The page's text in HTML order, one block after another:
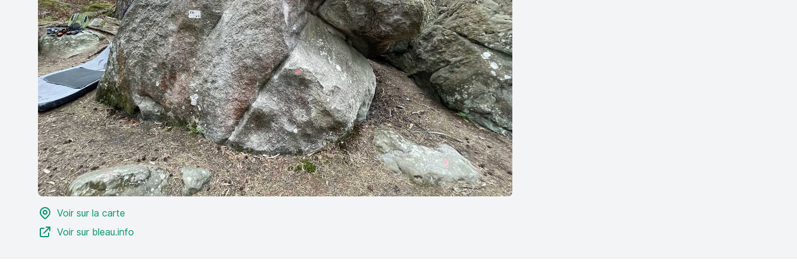
Voir sur la carte
Voir sur bleau.info